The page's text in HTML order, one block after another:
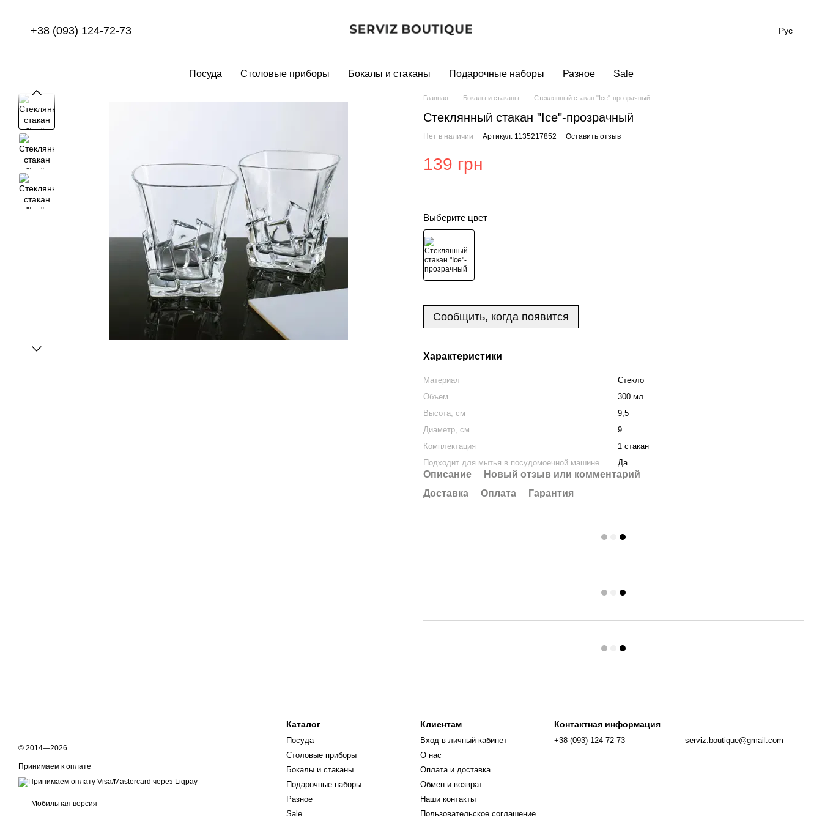
+38 (093) 124-72-73 Рус
Посуда Столовые приборы Бокалы и стаканы Подарочные наборы Разное Sale
Главная Бокалы и стаканы Стеклянный стакан "Ice"-прозрачный
Стеклянный стакан "Ice"-прозрачный
Нет в наличии Артикул: 1135217852 Оставить отзыв
139 грн
Выберите цвет
Сообщить, когда появится
Характеристики
Материал
Стекло
Объем
300 мл
Высота, см
9,5
Диаметр, см
9
Комплектация
1 стакан
Подходит для мытья в посудомоечной машине
Да
Описание
Новый отзыв или комментарий
Доставка
Оплата Гарантия
© 2014—2026
Принимаем к оплате
Мобильная версия
Каталог
Посуда
Столовые приборы
Бокалы и стаканы
Подарочные наборы
Разное
Sale
Клиентам
Вход в личный кабинет
О нас
Оплата и доставка
Обмен и возврат
Наши контакты
Пользовательское соглашение
Контактная информация
+38 (093) 124-72-73 serviz.boutique@gmail.com